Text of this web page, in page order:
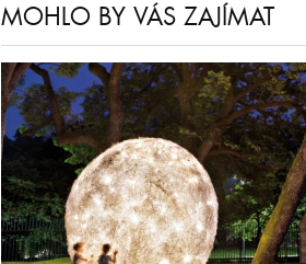
MOHLO BY VÁS ZAJÍMAT